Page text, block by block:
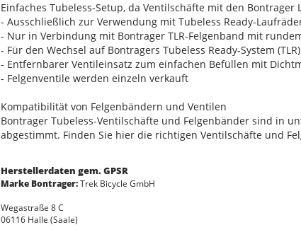
Einfaches Tubeless-Setup, da Ventilschäfte mit den
- Ausschließlich zur Verwendung mit Tubeless Ready-
- Nur in Verbindung mit Bontrager TLR-Felgenband mit
- Für den Wechsel auf Bontragers Tubeless Ready-System
- Entfernbarer Ventileinsatz zum einfachen Befüllen mit
- Felgenventile werden einzeln verkauft
Kompatibilität von Felgenbändern und Ventilen
Bontrager Tubeless-Ventilschäfte und Felgenbänder sind in
abgestimmt. Finden Sie hier die richtigen Ventilschäfte und
Herstellerdaten gem. GPSR
Marke Bontrager:Trek Bicycle GmbH
Wegastraße 8 C
06116 Halle (Saale)